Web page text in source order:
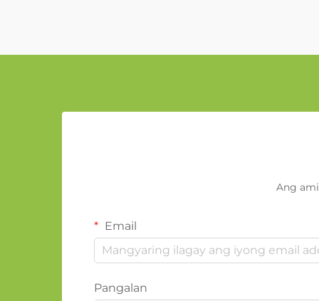
Ang
Email
Pangalan